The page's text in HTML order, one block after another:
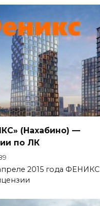
(Нахабино) —
по ЛК
2015 года ФЕНИКС